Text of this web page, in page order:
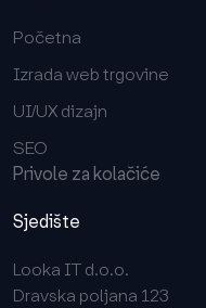
Početna
Izrada web trgovine
UI/UX dizajn
SEO
Privole za kolačiće
Sjedište
Looka IT d.o.o.
Dravska poljana 123